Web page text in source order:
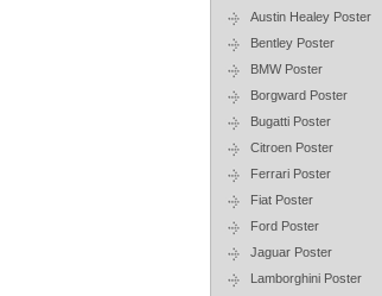
Austin Healey Poster
Bentley Poster
BMW Poster
Borgward Poster
Bugatti Poster
Citroen Poster
Ferrari Poster
Fiat Poster
Ford Poster
Jaguar Poster
Lamborghini Poster